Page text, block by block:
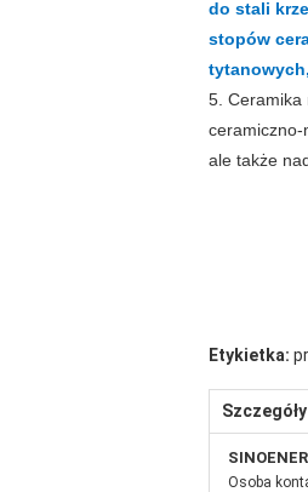
do stali
stopów
5. Ceramika
ceramiczno-
ale także
Etykietka:
Osoba